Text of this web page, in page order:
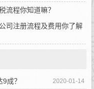
流程你知道嘛？
司注册流程及费用你了解
2020-01-14
成？